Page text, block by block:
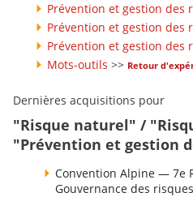
Prévention et gestion des
Prévention et gestion des
Prévention et gestion des
Mots-outils >> Retour
Dernières acquisitions pour
"Risque naturel" /
"Prévention et gestion
Convention Alpine — 7e
Gouvernance des